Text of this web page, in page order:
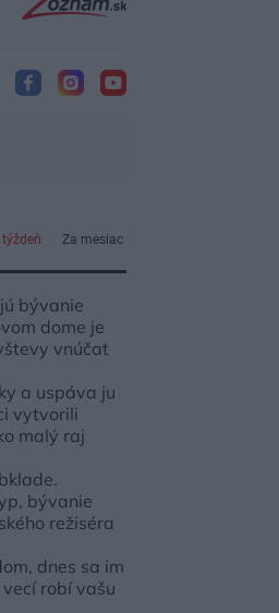
Za mesiac
bývanie
dome je
vnúčat
a uspáva ju
vytvorili
malý raj
bývanie
režiséra
dnes sa im
robí vašu